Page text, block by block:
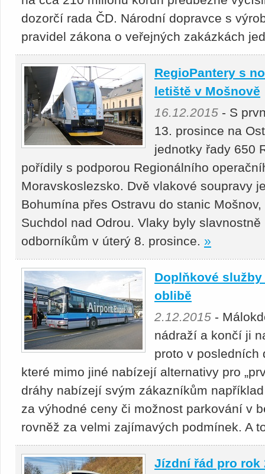
dozorčí rada ČD. Národní dopravce s
pravidel zákona o veřejných zakázkách
RegioPantery s
letiště v Mošnově
16.12.2015 - S
13. prosince na
jednotky řady 650
pořídily s podporou Regionálního
Moravskoslezsko. Dvě vlakové soupravy
Bohumína přes Ostravu do stanic
Suchdol nad Odrou. Vlaky byly
odborníkům v úterý 8. prosince. »
Doplňkové
oblibě
2.12.2015 -
nádraží a končí ji
proto v posledních
které mimo jiné nabízejí alternativy pro
dráhy nabízejí svým zákazníkům
za výhodné ceny či možnost parkování v
rovněž za velmi zajímavých podmínek. A
Jízdní řád pro rok